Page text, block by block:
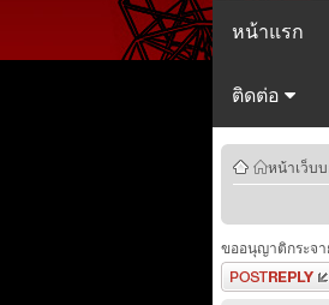
หน้าแรก
ติดต่อ
หน้าเว็บบ
ขออนุญาติกระจ
ตอบกระทู้